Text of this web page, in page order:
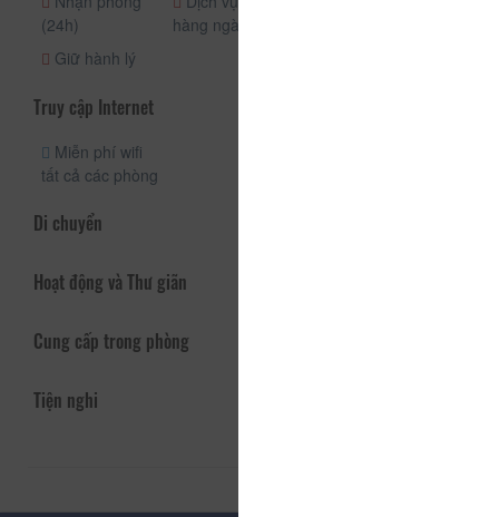
(24h)
hàng ngày
Giữ hành lý
Truy cập Internet
Miễn phí wifi
tất cả các phòng
Di chuyển
Hoạt động và Thư giãn
Cung cấp trong phòng
Tiện nghi